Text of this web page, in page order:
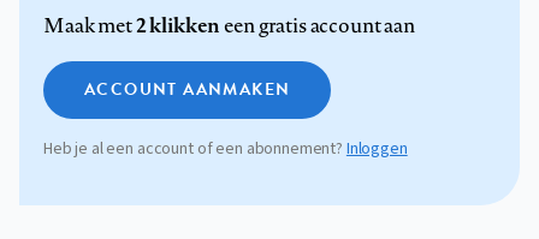
Maak met2 klikkeneen gratis account aan
ACCOUNT AANMAKEN
Heb je al een account of een abonnement?Inloggen